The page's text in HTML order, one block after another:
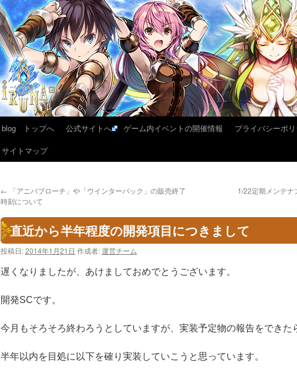
blog トップへ 公式サイトへ ゲーム内イベントの開催情報 プライバシーポ
サイトマップ
← 「アニバブローチ」や「ウインターパック」の販売終了
時刻について
1/22定期メンテナ
直近から半年程度の開発項目につきまして
投稿日:2014年1月21日 作成者:運営チーム
遅くなりましたが、あけましておめでとうございます。
開発SCです。
今月もそろそろ終わろうとしていますが、実装予定物の報告をできた
半年以内を目処に以下を確り実装していこうと思っています。